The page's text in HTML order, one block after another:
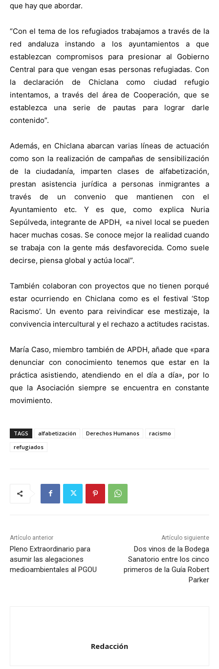
que hay que abordar.
“Con el tema de los refugiados trabajamos a través de la
red andaluza instando a los ayuntamientos a que
establezcan compromisos para presionar al Gobierno
Central para que vengan esas personas refugiadas. Con
la declaración de Chiclana como ciudad refugio
intentamos, a través del área de Cooperación, que se
establezca una serie de pautas para lograr darle
contenido”.
Además, en Chiclana abarcan varias líneas de actuación
como son la realización de campañas de sensibilización
de la ciudadanía, imparten clases de alfabetización,
prestan asistencia jurídica a personas inmigrantes a
través de un convenio que mantienen con el
Ayuntamiento etc. Y es que, como explica Nuria
Sepúlveda, integrante de APDH, «a nivel local se pueden
hacer muchas cosas. Se conoce mejor la realidad cuando
se trabaja con la gente más desfavorecida. Como suele
decirse, piensa global y actúa local”.
También colaboran con proyectos que no tienen porqué
estar ocurriendo en Chiclana como es el festival ‘Stop
Racismo’. Un evento para reivindicar ese mestizaje, la
convivencia intercultural y el rechazo a actitudes racistas.
María Caso, miembro también de APDH, añade que «para
denunciar con conocimiento tenemos que estar en la
práctica asistiendo, atendiendo en el día a día», por lo
que la Asociación siempre se encuentra en constante
movimiento.
TAGS alfabetización Derechos Humanos
racismo
refugiados
Artículo anterior
Pleno Extraordinario para
asumir las alegaciones
medioambientales al PGOU
Artículo siguiente
Dos vinos de la Bodega
Sanatorio entre los cinco
primeros de la Guía Robert
Parker
Redacción